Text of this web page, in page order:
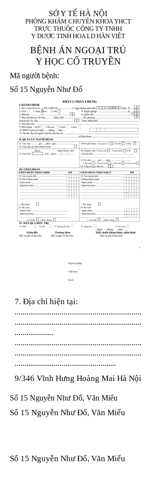
SỞ Y TẾ HÀ NỘI
PHÒNG KHÁM CHUYÊN KHOA YHCT
TRỰC THUỘC CÔNG TY TNHH
Y DƯỢC TINH HOA LD HÀN VIỆT
BỆNH ÁN NGOẠI TRÚ
Y HỌC CỔ TRUYỀN
Mã người bệnh:
Số 15 Nguyễn Như Đổ
1. Họ và tên (In
hoa):
1 9 9 5
8
8
X
X
Nghề nghiệp
Việt Nam
Kinh
7. Địa chỉ hiện tại:
.................................................................
.................................................................
....................
.................................................................
.................................................................
....................................................
9/346 Vĩnh Hưng Hoàng Mai Hà Nội
Số 15 Nguyễn Như Đổ, Văn Miếu
Số 15 Nguyễn Như Đổ, Văn Miếu
Số 15 Nguyễn Như Đổ, Văn Miếu